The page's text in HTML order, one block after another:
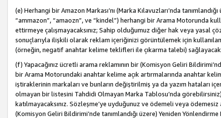
(e) Herhangi bir Amazon Markası’nı (Marka Kılavuzları’nda
“ammazon”, “amaozn”, ve “kindel”) herhangi bir Arama Motorunda
ettirmeye çalışmayacaksınız; Sahip olduğumuz diğer hak veya yasal
sonuçlarıyla ilişkili olarak reklam içeriğinizi görüntülemek için
(örneğin, negatif anahtar kelime teklifleri ile çıkarma talebi)
(f) Yapacağınız ücretli arama reklamının bir (Komisyon Geliri
bir Arama Motorundaki anahtar kelime açık artırmalarında anahtar
iştiraklerinin markaları ve bunların değiştirilmiş ya da yazım hataları
olmayan bir listesini Tahdidi Olmayan Marka Tablosu’nda
katılmayacaksınız. Sözleşme’ye uyduğunuz ve ödemeli veya
(Komisyon Geliri Bildirimi’nde tanımlandığı üzere) Yeniden